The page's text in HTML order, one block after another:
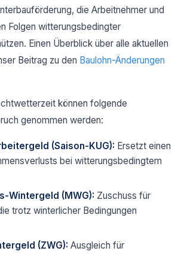
die Arbeitnehmer und
Folgen witterungsbedingter
Einen Überblick über alle aktuellen
Beitrag zu den Baulohn-Änderungen
können folgende
genommen werden:
(Saison-KUG): Ersetzt einen
bei witterungsbedingtem
Wintergeld (MWG): Zuschuss für
trotz winterlicher Bedingungen
(ZWG): Ausgleich für